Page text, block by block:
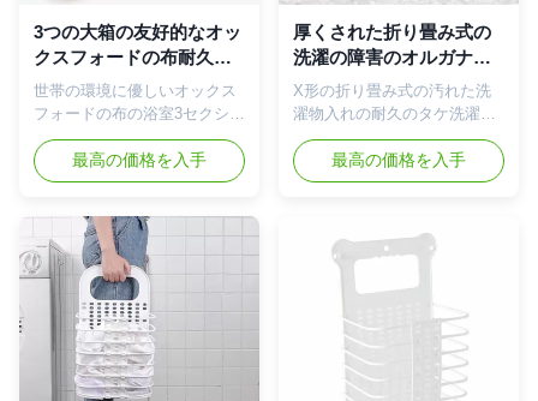
設計である。 特徴 大型【の
大容量及び折りたたみサイズ
の】バスケット容
に、折ることができる。運送
のために便利な大きい家族の
使用のために非常...
をを洗濯物入れ維持する-止め
金が付いている網のドロース
トリングの上は洗濯を積み、
運ぶのを助ける。 耐久および
軽量-取り外し可能から設計さ
れていて...
3つの大箱の友好的なオッ
クスフォードの布耐久の
Ecoが付いている並べ替
え可能折りたたみ洗濯の
世帯の環境に優しいオックス
フォードの布の浴室3セクショ
ン耐久のバスケットの洗濯
【3セクション大容量の】は洗
濯の選別機の全体寸法約26.77
ある。それは色によって分け
られた衣服へ3つのセクション
である。 【の耐久および軽量
の】は洗濯物入れ軽量けれど
も頻繁な使用のための耐久財
である。それは取り外し可能
の設計され、アルミニウム フ
レームを組み立てる。さら
最高の価格を入手
厚くされた折り畳み式の
洗濯の障害のオルガナイ
ザー、耐久のタケ フレー
ムの洗濯物入れ
X形の折り畳み式の汚れた洗
濯物入れの耐久のタケ洗濯物
入れ 何をあなたの汚れた衣服
によってすることができる
か。それはあなたのために不
分、このポータブル3の格子洗
濯物入れはあなたのために完
全である。それは良質材料か
ら、丈夫、耐久成っている。
それはあなたのために完全に
働く。それは密集した、美し
い設計を特色にする。あなた
最高の価格を入手